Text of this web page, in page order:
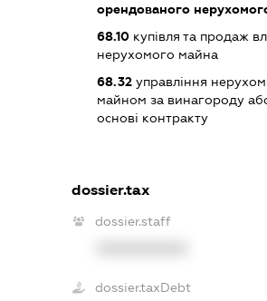
орендованого
68.10 купівля та продаж
нерухомого майна
68.32 управління
майном за винагороду
основі контракту
dossier.tax
dossier.staff
dossier.taxDebt